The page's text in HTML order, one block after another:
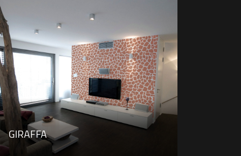
GIRAFFA